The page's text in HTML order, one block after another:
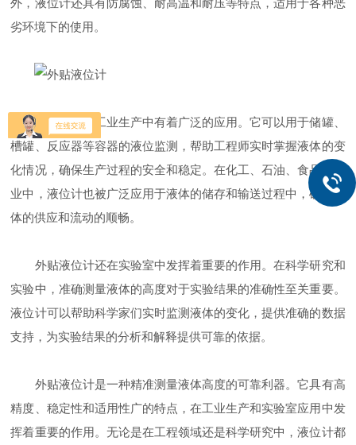
外，液位计还具有防腐蚀、耐高温和耐压等特点，适用于各种恶
劣环境下的使用。
该液位计在工业生产中有着广泛的应用。它可以用于储罐、
槽罐、反应器等容器的液位监测，帮助工程师实时掌握液体的变
化情况，确保生产过程的安全和稳定。在化工、石油、食品等行
业中，液位计也被广泛应用于液体的储存和输送过程中，确保液
体的供应和流动的顺畅。
外贴液位计还在实验室中发挥着重要的作用。在科学研究和
实验中，准确测量液体的高度对于实验结果的准确性至关重要。
液位计可以帮助科学家们实时监测液体的变化，提供准确的数据
支持，为实验结果的分析和解释提供可靠的依据。
外贴液位计是一种精准测量液体高度的可靠利器。它具有高
精度、稳定性和适用性广的特点，在工业生产和实验室应用中发
挥着重要的作用。无论是在工程领域还是科学研究中，液位计都